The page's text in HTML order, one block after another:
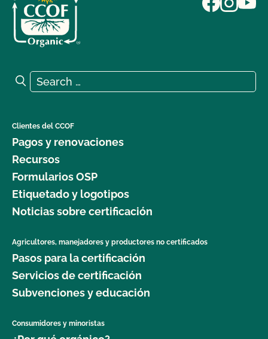
Search for:
Search
Clientes del CCOF
Pagos y renovaciones
Recursos
Formularios OSP
Etiquetado y logotipos
Noticias sobre certificación
Agricultores, manejadores y productores no certificados
Pasos para la certificación
Servicios de certificación
Subvenciones y educación
Consumidores y minoristas